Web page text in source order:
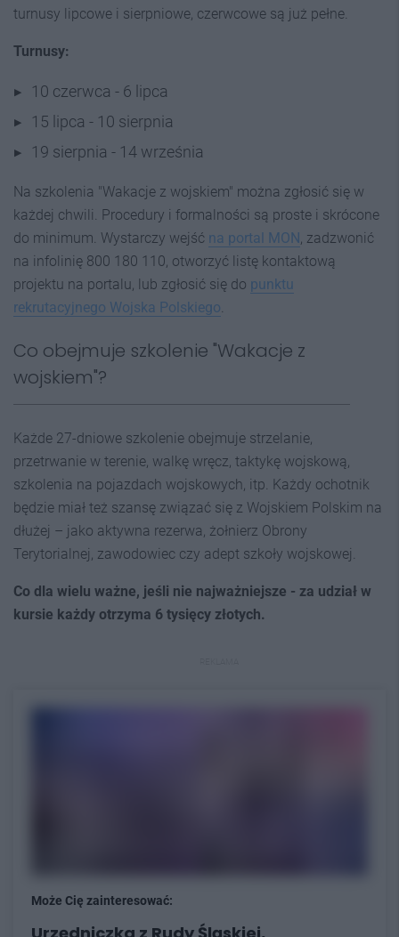
turnusy lipcowe i sierpniowe, czerwcowe są już pełne.
Turnusy:
10 czerwca - 6 lipca
15 lipca - 10 sierpnia
19 sierpnia - 14 września
Na szkolenia "Wakacje z wojskiem" można zgłosić się w
każdej chwili. Procedury i formalności są proste i skrócone
do minimum. Wystarczy wejść na portal MON, zadzwonić
na infolinię 800 180 110, otworzyć listę kontaktową
projektu na portalu, lub zgłosić się do punktu
rekrutacyjnego Wojska Polskiego.
Co obejmuje szkolenie "Wakacje z
wojskiem"?
Każde 27-dniowe szkolenie obejmuje strzelanie,
przetrwanie w terenie, walkę wręcz, taktykę wojskową,
szkolenia na pojazdach wojskowych, itp. Każdy ochotnik
będzie miał też szansę związać się z Wojskiem Polskim na
dłużej – jako aktywna rezerwa, żołnierz Obrony
Terytorialnej, zawodowiec czy adept szkoły wojskowej.
Co dla wielu ważne, jeśli nie najważniejsze - za udział w
kursie każdy otrzyma 6 tysięcy złotych.
Może Cię zainteresować: